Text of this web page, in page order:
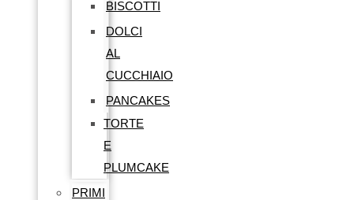
BISCOTTI
DOLCI
AL
CUCCHIAIO
PANCAKES
TORTE
E
PLUMCAKE
PRIMI